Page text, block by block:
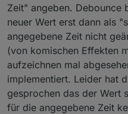
Zeit" angeben. Debounce
neuer Wert erst dann als
angegebene Zeit nicht
(von komischen Effekten
aufzeichnen mal
implementiert. Leider hat
gesprochen das der Wert
für die angegebene Zeit